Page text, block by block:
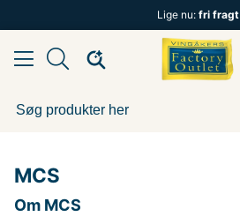
Lige nu: fri fragt
MCS
Om MCS